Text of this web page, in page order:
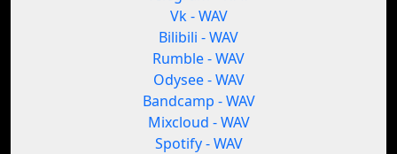
Vk - WAV
Bilibili - WAV
Rumble - WAV
Odysee - WAV
Bandcamp - WAV
Mixcloud - WAV
Spotify - WAV